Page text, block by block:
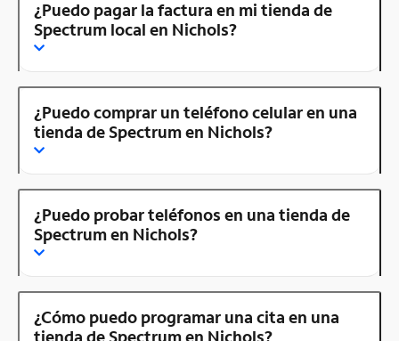
¿Puedo pagar la factura en mi tienda de
Spectrum local en Nichols?
¿Puedo comprar un teléfono celular en una
tienda de Spectrum en Nichols?
¿Puedo probar teléfonos en una tienda de
Spectrum en Nichols?
¿Cómo puedo programar una cita en una
tienda de Spectrum en Nichols?